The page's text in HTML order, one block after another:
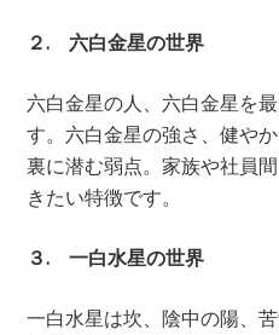
２. 六白金星の世界
六白金星の人、六白金星を
す。六白金星の強さ、健や
裏に潜む弱点。家族や社員
きたい特徴です。
３. 一白水星の世界
一白水星は坎、陰中の陽、